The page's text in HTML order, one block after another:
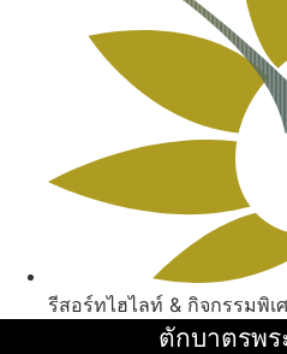
รีสอร์ทไฮไลท์ & กิจกรรมพิเ
ตักบาตรพร